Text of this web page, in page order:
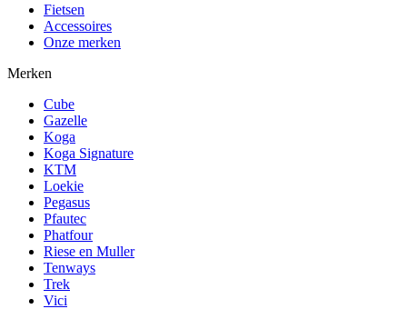
Fietsen
Accessoires
Onze merken
Merken
Cube
Gazelle
Koga
Koga Signature
KTM
Loekie
Pegasus
Pfautec
Phatfour
Riese en Muller
Tenways
Trek
Vici